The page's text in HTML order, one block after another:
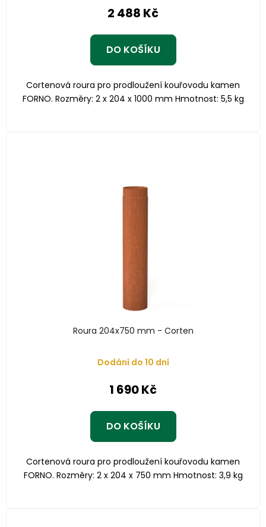
2 488 Kč
DO KOŠÍKU
Cortenová roura pro prodloužení kouřovodu kamen
FORNO. Rozměry: 2 x 204 x 1000 mm Hmotnost: 5,5 kg
Roura 204x750 mm - Corten
Dodání do 10 dní
1 690 Kč
DO KOŠÍKU
Cortenová roura pro prodloužení kouřovodu kamen
FORNO. Rozměry: 2 x 204 x 750 mm Hmotnost: 3,9 kg